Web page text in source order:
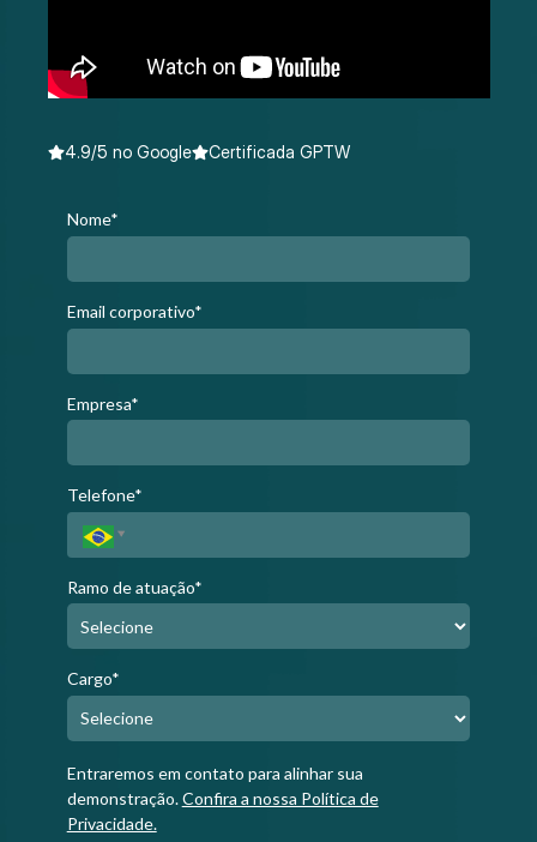
4.9/5 no Google Certificada GPTW
Nome*
Email corporativo*
Empresa*
Telefone*
Ramo de atuação*
Cargo*
Entraremos em contato para alinhar sua
demonstração.Confira a nossa Política de
Privacidade.